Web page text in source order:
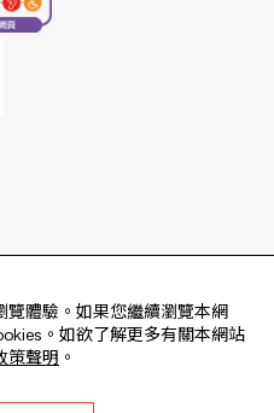
體驗。如果您繼續瀏覽本網
。如欲了解更多有關本網站
策聲明 。